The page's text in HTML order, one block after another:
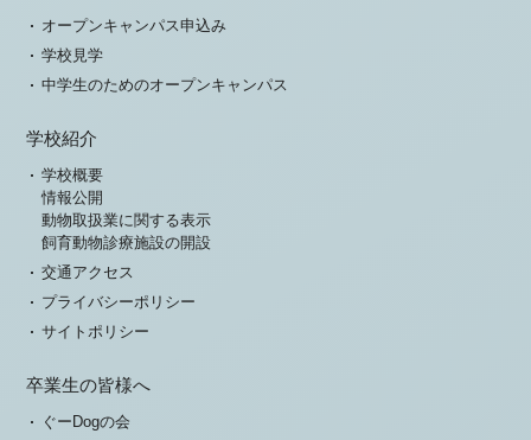
オープンキャンパス申込み
学校見学
中学生のためのオープンキャンパス
学校紹介
学校概要
情報公開
動物取扱業に関する表示
飼育動物診療施設の開設
交通アクセス
プライバシーポリシー
サイトポリシー
卒業生の皆様へ
ぐーDogの会